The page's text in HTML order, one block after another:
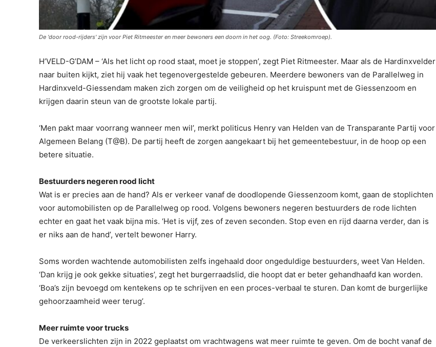
De 'door rood-rijders' zijn voor Piet Ritmeester en meer bewoners een doorn in het oog. (Foto: Streekomroep).
H’VELD-G’DAM – ‘Als het licht op rood staat, moet je stoppen’, zegt Piet Ritmeester. Maar als de Hardinxvelder
naar buiten kijkt, ziet hij vaak het tegenovergestelde gebeuren. Meerdere bewoners van de Parallelweg in
Hardinxveld-Giessendam maken zich zorgen om de veiligheid op het kruispunt met de Giessenzoom en
krijgen daarin steun van de grootste lokale partij.
‘Men pakt maar voorrang wanneer men wil’, merkt politicus Henry van Helden van de Transparante Partij voor
Algemeen Belang (T@B). De partij heeft de zorgen aangekaart bij het gemeentebestuur, in de hoop op een
betere situatie.
Bestuurders negeren rood licht
Wat is er precies aan de hand? Als er verkeer vanaf de doodlopende Giessenzoom komt, gaan de stoplichten
voor automobilisten op de Parallelweg op rood. Volgens bewoners negeren bestuurders de rode lichten
echter en gaat het vaak bijna mis. ‘Het is vijf, zes of zeven seconden. Stop even en rijd daarna verder, dan is
er niks aan de hand’, vertelt bewoner Harry.
Soms worden wachtende automobilisten zelfs ingehaald door ongeduldige bestuurders, weet Van Helden.
‘Dan krijg je ook gekke situaties’, zegt het burgerraadslid, die hoopt dat er beter gehandhaafd kan worden.
‘Boa’s zijn bevoegd om kentekens op te schrijven en een proces-verbaal te sturen. Dan komt de burgerlijke
gehoorzaamheid weer terug’.
Meer ruimte voor trucks
De verkeerslichten zijn in 2022 geplaatst om vrachtwagens wat meer ruimte te geven. Om de bocht vanaf de